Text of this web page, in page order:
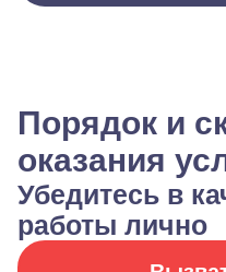
Порядок и
оказания
Убедитесь в
работы лично